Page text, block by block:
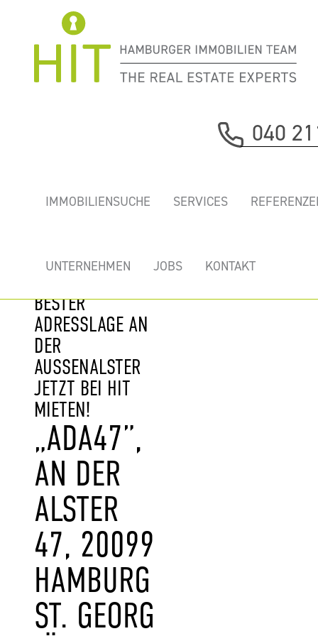
040
IMMOBILIENSUCHE SERVICES
UNTERNEHMEN JOBS KONTAKT
„ADA47” -
REPRÄSENTATIVEM
BESTER
ADRESSLAGE AN
DER
AUSSENALSTER J
ETZT BEI HIT M
IETEN!
„ADA47”,
AN DER
ALSTER
47, 20099
HAMBURG
ST. GEORG